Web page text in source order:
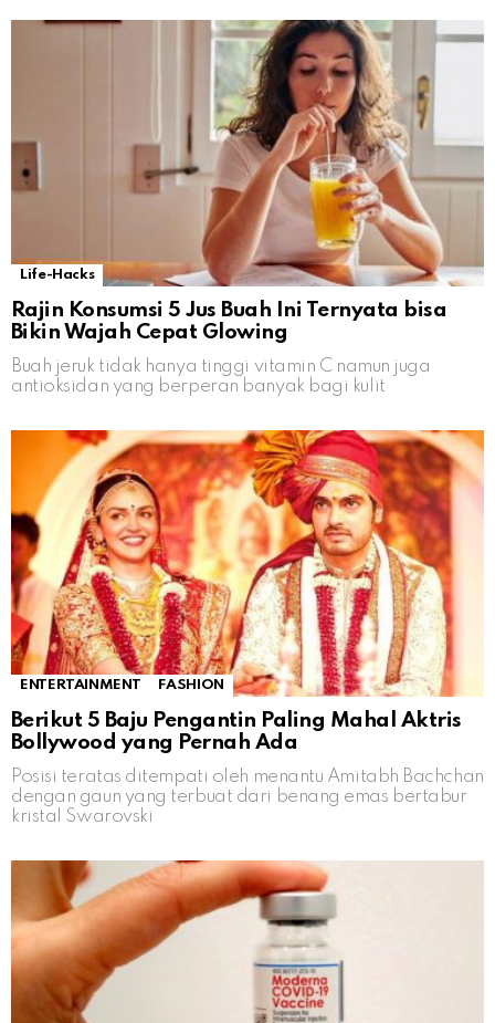
Life-Hacks
Rajin Konsumsi 5 Jus Buah Ini Ternyata bisa
Bikin Wajah Cepat Glowing
Buah jeruk tidak hanya tinggi vitamin C namun juga
antioksidan yang berperan banyak bagi kulit
ENTERTAINMENT FASHION
Berikut 5 Baju Pengantin Paling Mahal Aktris
Bollywood yang Pernah Ada
Posisi teratas ditempati oleh menantu Amitabh Bachchan
dengan gaun yang terbuat dari benang emas bertabur
kristal Swarovski